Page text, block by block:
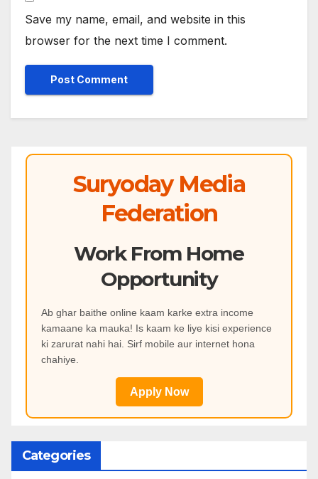
Save my name, email, and website in this
browser for the next time I comment.
Suryoday Media
Federation
Work From Home
Opportunity
Ab ghar baithe online kaam karke extra income
kamaane ka mauka! Is kaam ke liye kisi experience
ki zarurat nahi hai. Sirf mobile aur internet hona
chahiye.
Apply Now
Categories